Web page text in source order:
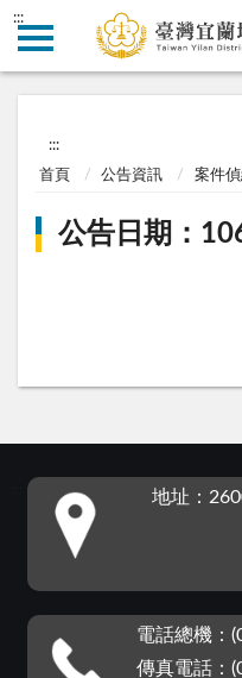
:::
:::
首頁 公告資訊 案件
公告日期：
地址：
電話總機：
傳真電話：